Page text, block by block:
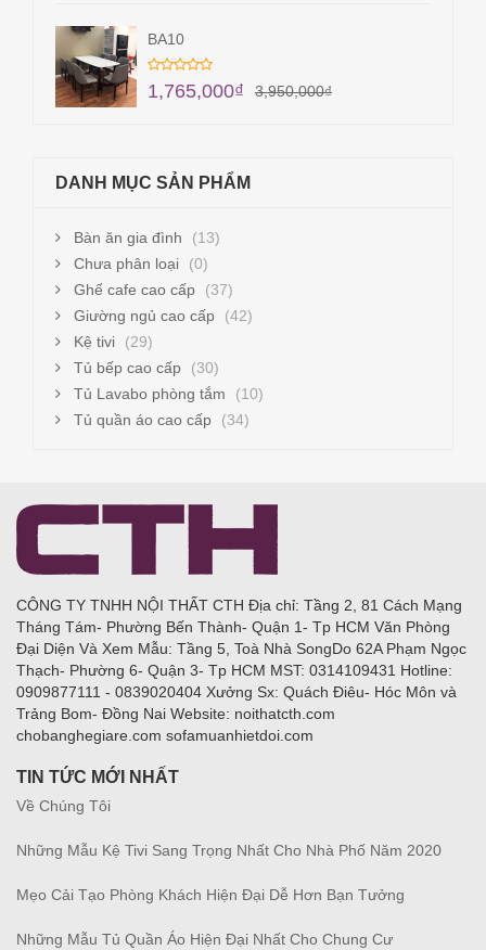
BA10
3,950,000₫
1,765,000₫
DANH MỤC SẢN PHẨM
Bàn ăn gia đình
(13)
Chưa phân loại
(0)
Ghế cafe cao cấp
(37)
Giường ngủ cao cấp
(42)
Kệ tivi
(29)
Tủ bếp cao cấp
(30)
Tủ Lavabo phòng tắm
(10)
Tủ quần áo cao cấp
(34)
CÔNG TY TNHH NỘI THẤT CTH Địa chỉ: Tầng 2, 81 Cách Mạng
Tháng Tám- Phường Bến Thành- Quận 1- Tp HCM Văn Phòng
Đại Diện Và Xem Mẫu: Tầng 5, Toà Nhà SongDo 62A Phạm Ngọc
Thạch- Phường 6- Quận 3- Tp HCM MST: 0314109431 Hotline:
0909877111 - 0839020404 Xưởng Sx: Quách Điêu- Hóc Môn và
Trảng Bom- Đồng Nai Website: noithatcth.com
chobanghegiare.com sofamuanhietdoi.com
TIN TỨC MỚI NHẤT
Về Chúng Tôi
Những Mẫu Kệ Tivi Sang Trọng Nhất Cho Nhà Phố Năm 2020
Mẹo Cải Tạo Phòng Khách Hiện Đại Dễ Hơn Bạn Tưởng
Những Mẫu Tủ Quần Áo Hiện Đại Nhất Cho Chung Cư